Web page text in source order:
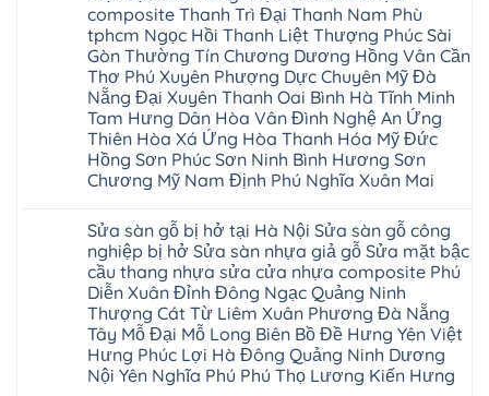
Văn
Giang
Cầu
Giấy
Văn
Lâm
tphcm
Khoái
Châu
Hùng
Thanh
Ba
Cầu
Giấy
Hạ
Hòa
Cẩm
Khê
Tây
Hồ
Yên
Lập
Thanh
Ninh
hưng
yên
Lâm
Thao
Tam
Nông
hải
phòng
Thanh
Thủy
Tân
Đức
Thanh
Xuân
Thái
Nguyên
Phú
Thọ
Bắc
Giang
Long
Biên
Hải
Dương
Bắc
Ninh
Gia
Lâm
Hà
Nam
Hà
Nội
Hưng
Yên
Đông
Anh
Sửa
mặt
bậc
cầu
thang
nhựa
sửa
cửa
nhựa
composite
hoài
đức
đan
thanh
oai
ứng
hòa
long
biên
sài
gòn
đông
anh
sóc
sơn
chữa
sàn
gỗ
bị
phồng
tại
Hà
Nội
Sửa
sàn
gỗ
công
nghiệp
Nội
Sửa
sàn
nhựa
giả
gỗ
Sửa
mặt
bậc
cầu
thang
nhựa
composite Thanh Trì Đại Thanh Nam Phù
tphcm Ngọc Hồi Thanh Liệt Thượng Phúc Sài
Gòn Thường Tín Chương Dương Hồng Vân Cần
Thơ Phú Xuyên Phượng Dực Chuyên Mỹ Đà
Nẵng Đại Xuyên Thanh Oai Bình Hà Tĩnh Minh
Tam Hưng Dân Hòa Vân Đình Nghệ An Ứng
Thiên Hòa Xá Ứng Hòa Thanh Hóa Mỹ Đức
Hồng Sơn Phúc Sơn Ninh Bình Hương Sơn
Chương Mỹ Nam Định Phú Nghĩa Xuân Mai
bình
luận
ở
Sửa
chữa
sàn
gỗ
tại
Hà
Nội
Sửa
sàn
Sửa sàn gỗ bị hở tại Hà Nội Sửa sàn gỗ công
nghiệp bị hở Sửa sàn nhựa giả gỗ Sửa mặt bậc
cầu thang nhựa sửa cửa nhựa composite Phú
Diễn Xuân Đỉnh Đông Ngạc Quảng Ninh
Thượng Cát Từ Liêm Xuân Phương Đà Nẵng
Tây Mỗ Đại Mỗ Long Biên Bồ Đề Hưng Yên Việt
Hưng Phúc Lợi Hà Đông Quảng Ninh Dương
Nội Yên Nghĩa Phú Phú Thọ Lương Kiến Hưng